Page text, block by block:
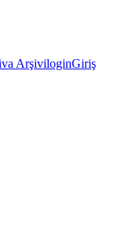
ArşiviloginGiriş